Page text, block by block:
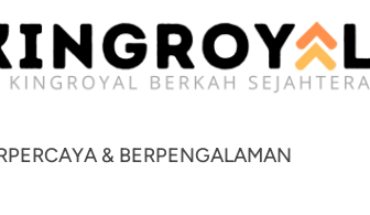
& BERPENGALAMAN